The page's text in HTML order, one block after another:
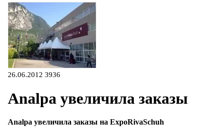
Производство
26.06.2012 3936
Analpa увеличила заказы
Analpa увеличила заказы на ExpoRivaSchuh